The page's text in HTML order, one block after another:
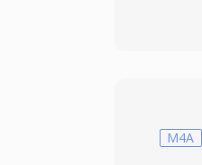
データ
M4A